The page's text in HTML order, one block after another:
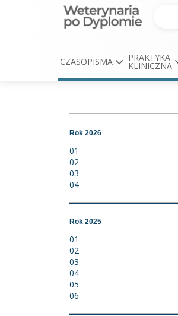
CZASOPISMA PRAKTYKA
KLINICZNA
Rok 2026
01
02
03
04
Rok 2025
01
02
03
04
05
06